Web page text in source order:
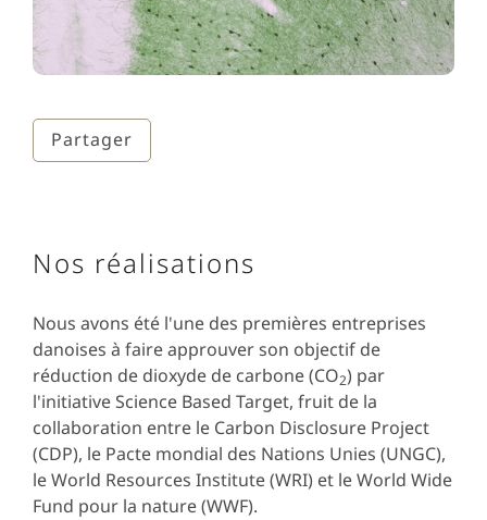
Partager
Nos réalisations
Nous avons été l'une des premières entreprises
danoises à faire approuver son objectif de
réduction de dioxyde de carbone (CO2) par
l'initiative Science Based Target, fruit de la
collaboration entre le Carbon Disclosure Project
(CDP), le Pacte mondial des Nations Unies (UNGC),
le World Resources Institute (WRI) et le World Wide
Fund pour la nature (WWF).